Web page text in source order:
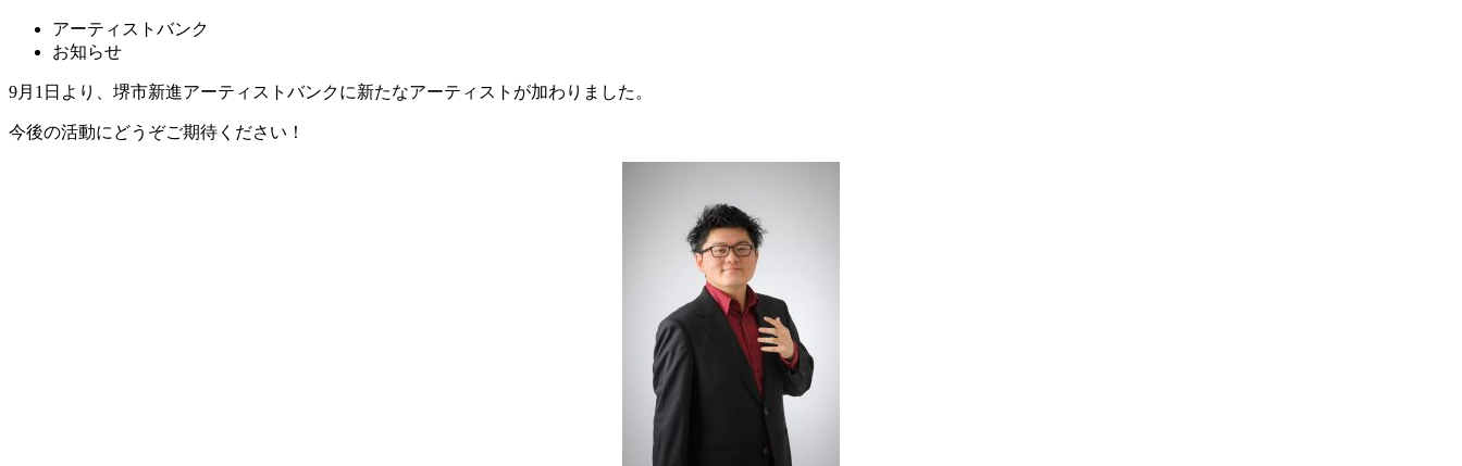
アーティストバンク
お知らせ
9月1日より、堺市新進アーティストバンクに新たなアーティストが加わりました。
今後の活動にどうぞご期待ください！